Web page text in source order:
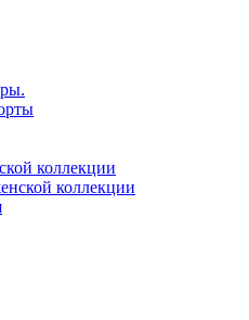
коллекции
коллекции